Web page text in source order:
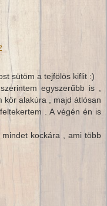
sütöm a tejfölös kiflit :)
egyszerűbb is ,
kör alakúra , majd átlósan
. A végén én is
kockára , ami több